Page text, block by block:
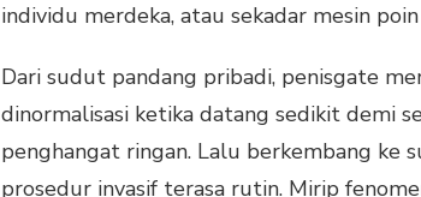
individu merdeka, atau sekadar mesin
Dari sudut pandang pribadi, penisgate
dinormalisasi ketika datang sedikit demi
penghangat ringan. Lalu berkembang ke
prosedur invasif terasa rutin. Mirip